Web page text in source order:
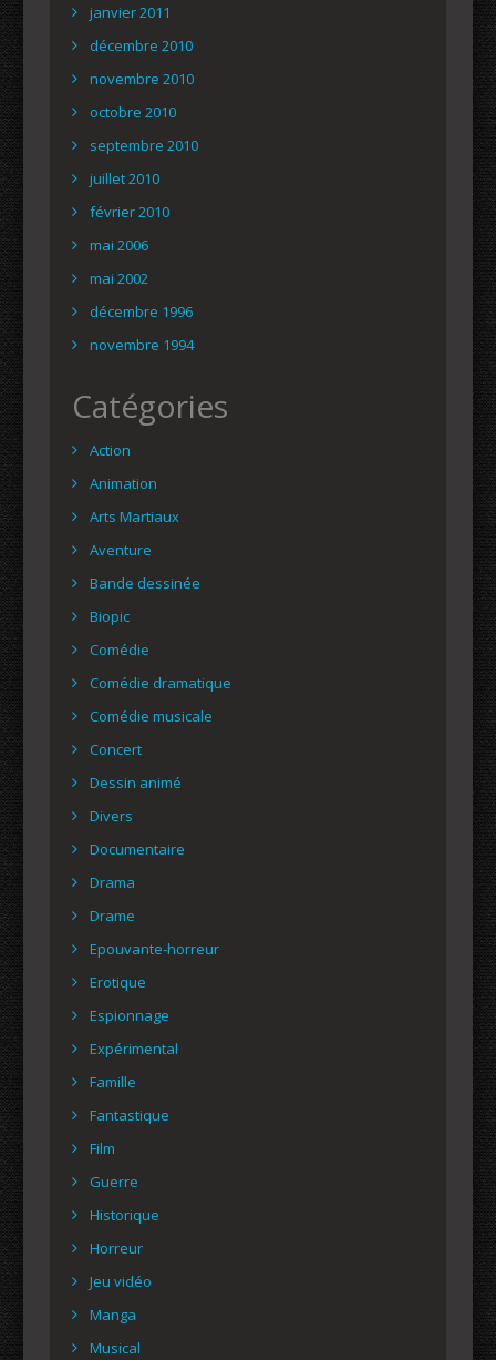
janvier 2011
décembre 2010
novembre 2010
octobre 2010
septembre 2010
juillet 2010
février 2010
mai 2006
mai 2002
décembre 1996
novembre 1994
Catégories
Action
Animation
Arts Martiaux
Aventure
Bande dessinée
Biopic
Comédie
Comédie dramatique
Comédie musicale
Concert
Dessin animé
Divers
Documentaire
Drama
Drame
Epouvante-horreur
Erotique
Espionnage
Expérimental
Famille
Fantastique
Film
Guerre
Historique
Horreur
Jeu vidéo
Manga
Musical